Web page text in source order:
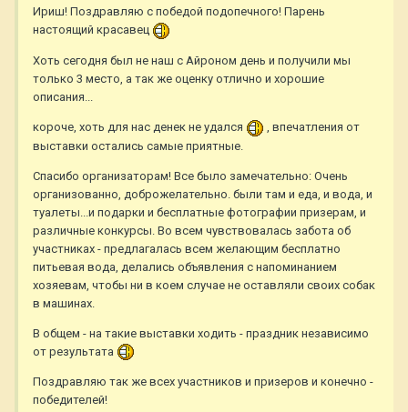
Ириш! Поздравляю с победой подопечного! Парень
настоящий красавец
Хоть сегодня был не наш с Айроном день и получили мы
только 3 место, а так же оценку отлично и хорошие
описания...
короче, хоть для нас денек не удался
, впечатления от
выставки остались самые приятные.
Спасибо организаторам! Все было замечательно: Очень
организованно, доброжелательно. были там и еда, и вода, и
туалеты...и подарки и бесплатные фотографии призерам, и
различные конкурсы. Во всем чувствовалась забота об
участниках - предлагалась всем желающим бесплатно
питьевая вода, делались объявления с напоминанием
хозяевам, чтобы ни в коем случае не оставляли своих собак
в машинах.
В общем - на такие выставки ходить - праздник независимо
от результата
Поздравляю так же всех участников и призеров и конечно -
победителей!